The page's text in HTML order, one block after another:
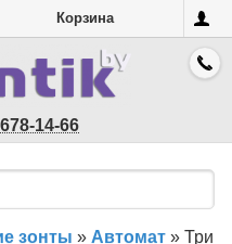
Корзина
14-66
зонты » Автомат » Три